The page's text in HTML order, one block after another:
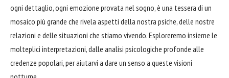
ogni dettaglio, ogni emozione provata nel sogno, è una tessera di un
mosaico più grande che rivela aspetti della nostra psiche, delle nostre
relazioni e delle situazioni che stiamo vivendo. Esploreremo insieme le
molteplici interpretazioni, dalle analisi psicologiche profonde alle
credenze popolari, per aiutarvi a dare un senso a queste visioni